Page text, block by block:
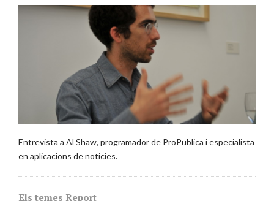
Entrevista a Al Shaw, programador de ProPublica i especialista
en aplicacions de noticies.
Els temes Report